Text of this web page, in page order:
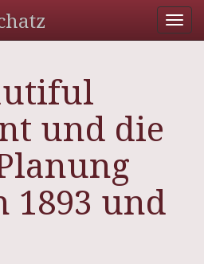
und die
1893 und